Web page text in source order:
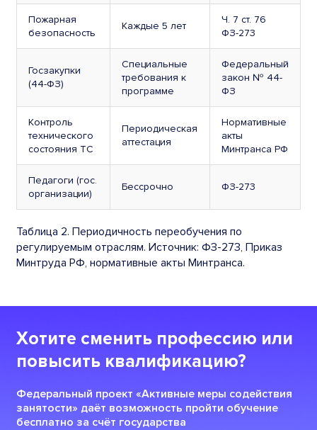
Пожарная
безопасность
Каждые 5 лет
Ч. 7 ст. 76
ФЗ-273
Госзакупки
(44-ФЗ)
Специальные
требования к
программе
Федеральный
закон № 44-
ФЗ
Контроль
технического
состояния ТС
Периодическая
аттестация
Нормативные
акты
Минтранса РФ
Педагоги (гос.
организации)
Бессрочно ФЗ-273
Таблица 2. Периодичность переобучения по
регулируемым отраслям. Источник: ФЗ-273, Приказ
Минтруда РФ, нормативные акты Минтранса.
Хотите сменить профессию или
повысить квалификацию?
Федеральный проект «Активные меры содействия
занятости» даёт возможность пройти обучение
бесплатно за счёт государства